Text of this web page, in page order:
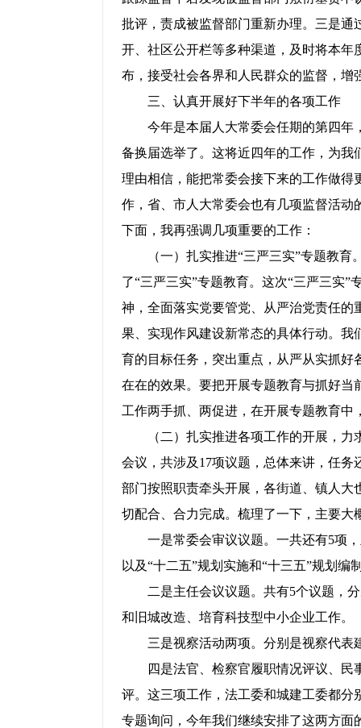
批评，责成被监督部门重新办理。三是
开、社区公开栏等多种渠道，及时将本年
布，接受社会各界和人民群众的监督，
三、认真开展好下半年的各项工作
今年是本届人大常委会任期的第四年
备换届选举了。这将近四年的工作，为
理由相信，能把常委会接下来的工作做
作，省、市人大常委会也有几项监督活
下面，我再强调几项重要的工作：
（一）扎实推进“三严三实”专题教育
了“三严三实”专题教育。这次“三严三实
神，全面落实党要管党、从严治党责任
果、实现作风建设新常态的具体行动。我
育的目标任务，突出重点，从严从实抓
在在的效果。要把开展专题教育与抓好
工作两手抓、两促进，在开展专题教育
（二）扎实推进各项工作的开展，力
会议，共涉及 17项议题，总体来讲，任务
部门按照职责牵头开展，各街道、镇人
切配合、合力完成。梳理了一下，主要大
一是常委会审议议题。一共还有5项
以及“十二五”规划实施和“十三五”规划编
二是主任会议议题。共有5个议题，
和旧城改造、培育科技型中小企业工作。
三是视察活动两项。分别是视察代表
四是法官、检察官履职情况评议、民
评。这三项工作，法工委和城建工委都
专题询问，今年我们继续安排了这两方面